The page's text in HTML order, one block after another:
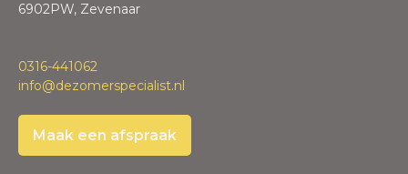
6902PW, Zevenaar
0316-441062
info@dezomerspecialist.nl
Maak een afspraak